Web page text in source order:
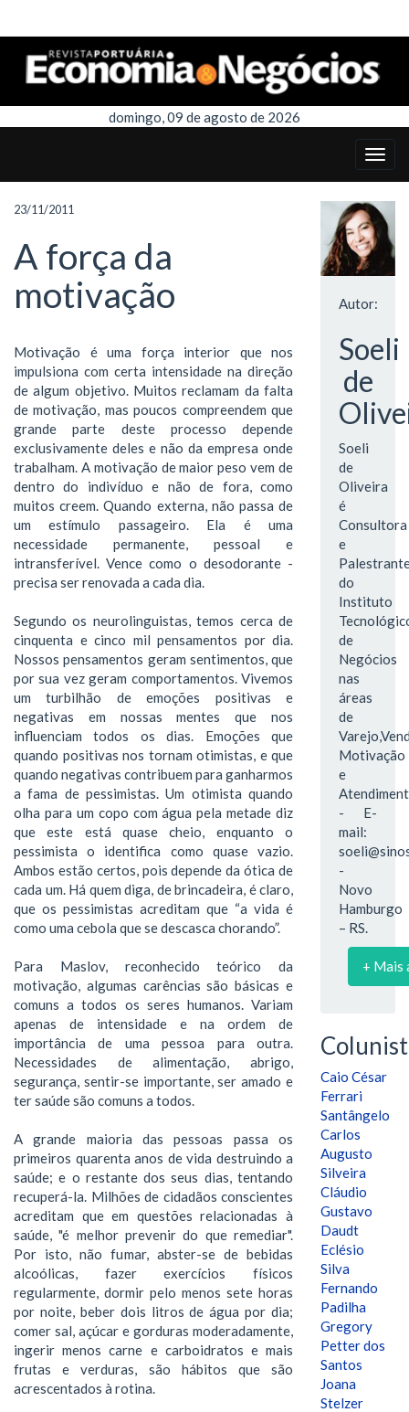
domingo, 09 de agosto de 2026
23/11/2011
A força da
motivação
Motivação é uma força interior que nos
impulsiona com certa intensidade na direção
de algum objetivo. Muitos reclamam da falta
de motivação, mas poucos compreendem que
grande parte deste processo depende
exclusivamente deles e não da empresa onde
trabalham. A motivação de maior peso vem de
dentro do indivíduo e não de fora, como
muitos creem. Quando externa, não passa de
um estímulo passageiro. Ela é uma
necessidade permanente, pessoal e
intransferível. Vence como o desodorante -
precisa ser renovada a cada dia.
Segundo os neurolinguistas, temos cerca de
cinquenta e cinco mil pensamentos por dia.
Nossos pensamentos geram sentimentos, que
por sua vez geram comportamentos. Vivemos
um turbilhão de emoções positivas e
negativas em nossas mentes que nos
influenciam todos os dias. Emoções que
quando positivas nos tornam otimistas, e que
quando negativas contribuem para ganharmos
a fama de pessimistas. Um otimista quando
olha para um copo com água pela metade diz
que este está quase cheio, enquanto o
pessimista o identifica como quase vazio.
Ambos estão certos, pois depende da ótica de
cada um. Há quem diga, de brincadeira, é claro,
que os pessimistas acreditam que “a vida é
como uma cebola que se descasca chorando”.
Para Maslov, reconhecido teórico da
motivação, algumas carências são básicas e
comuns a todos os seres humanos. Variam
apenas de intensidade e na ordem de
importância de uma pessoa para outra.
Necessidades de alimentação, abrigo,
segurança, sentir-se importante, ser amado e
ter saúde são comuns a todos.
A grande maioria das pessoas passa os
primeiros quarenta anos de vida destruindo a
saúde; e o restante dos seus dias, tentando
recuperá-la. Milhões de cidadãos conscientes
acreditam que em questões relacionadas à
saúde, "é melhor prevenir do que remediar".
Por isto, não fumar, abster-se de bebidas
alcoólicas, fazer exercícios físicos
regularmente, dormir pelo menos sete horas
por noite, beber dois litros de água por dia;
comer sal, açúcar e gorduras moderadamente,
ingerir menos carne e carboidratos e mais
frutas e verduras, são hábitos que são
acrescentados à rotina.
Autor:
Soeli
de
Soeli
de
Oliveira
é
Consultora
e
do
Instituto
de
Negócios
nas
áreas
de
Motivação
e
- E-
mail:
-
Novo
Hamburgo
– RS.
+ Mais
Caio César
Ferrari
Santângelo
Carlos
Augusto
Silveira
Cláudio
Gustavo
Daudt
Eclésio
Silva
Fernando
Padilha
Gregory
Petter dos
Santos
Joana
Stelzer